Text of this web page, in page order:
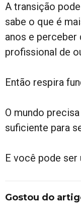
A transição
sabe o que é
anos e perceber
profissional de
Então respira
O mundo
suficiente para
E você pode ser
Gostou do